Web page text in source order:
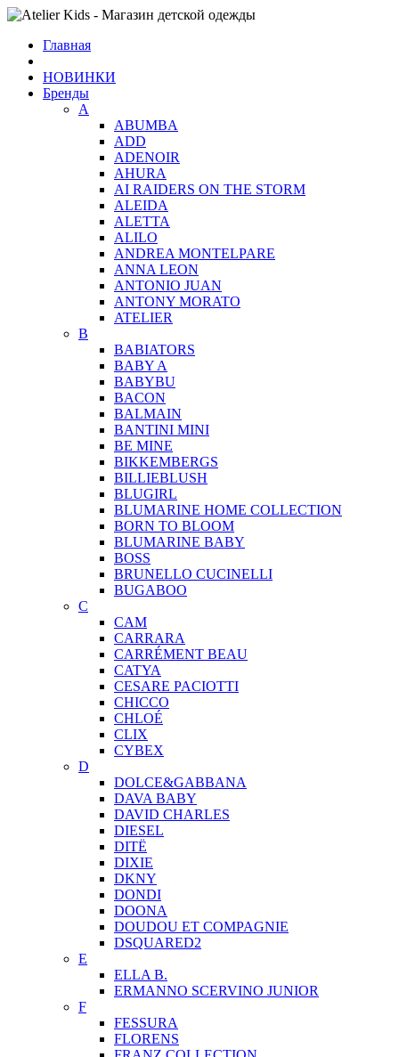
Главная
НОВИНКИ
Бренды
A
ABUMBA
ADD
ADENOIR
AHURA
AI RAIDERS ON THE STORM
ALEIDA
ALETTA
ALILO
ANDREA MONTELPARE
ANNA LEON
ANTONIO JUAN
ANTONY MORATO
ATELIER
B
BABIATORS
BABY A
BABYBU
BACON
BALMAIN
BANTINI MINI
BE MINE
BIKKEMBERGS
BILLIEBLUSH
BLUGIRL
BLUMARINE HOME COLLECTION
BORN TO BLOOM
BLUMARINE BABY
BOSS
BRUNELLO CUCINELLI
BUGABOO
C
CAM
CARRARA
CARRÉMENT BEAU
CATYA
CESARE PACIOTTI
CHICCO
CHLOÉ
CLIX
CYBEX
D
DOLCE&GABBANA
DAVA BABY
DAVID CHARLES
DIESEL
DITЁ
DIXIE
DKNY
DONDI
DOONA
DOUDOU ET COMPAGNIE
DSQUARED2
E
ELLA B.
ERMANNO SCERVINO JUNIOR
F
FESSURA
FLORENS